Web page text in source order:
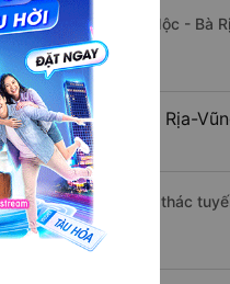
nhà xe đi Xuyên Mộc - Bà
sắc.
Xuyên Mộc - Bà Rịa-
giường nằm đôi khai thác